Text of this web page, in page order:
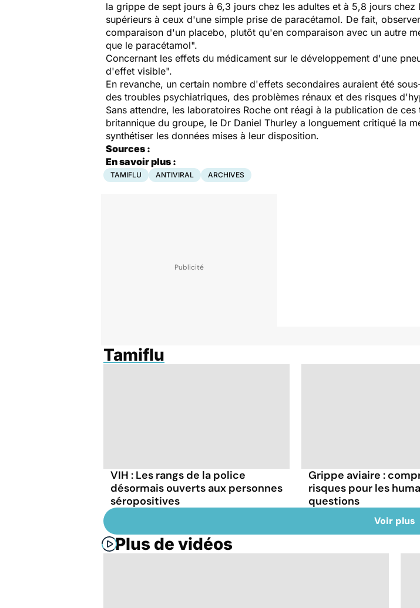
la grippe de sept jours à 6,3 jours chez les adultes et à 5,8 jours
supérieurs à ceux d'une simple prise de paracétamol. De fait,
comparaison d'un placebo, plutôt qu'en comparaison avec un autre
que le paracétamol".
Concernant les effets du médicament sur le développement d'une
d'effet visible".
En revanche, un certain nombre d'effets secondaires auraient été
des troubles psychiatriques, des problèmes rénaux et des risques
Sans attendre, les laboratoires Roche ont réagi à la publication de ces
britannique du groupe, le Dr Daniel Thurley a longuement critiqué la
synthétiser les données mises à leur disposition.
Sources :
En savoir plus :
TAMIFLU ANTIVIRAL ARCHIVES
Tamiflu
VIH : Les rangs de la police
désormais ouverts aux personnes
séropositives
Grippe aviaire :
risques pour les
questions
Voir plus
Plus de vidéos